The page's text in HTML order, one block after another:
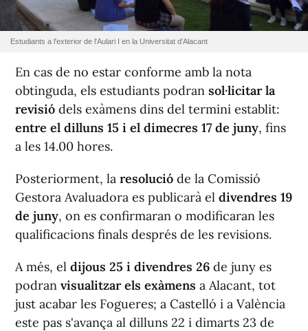
Estudiants a l'exterior de l'Aulari I en la Universitat d'Alacant
En cas de no estar conforme amb la nota
obtinguda, els estudiants podran sol·licitar la
revisió dels exàmens dins del termini establit:
entre el dilluns 15 i el dimecres 17 de juny, fins
a les 14.00 hores.
Posteriorment, la resolució de la Comissió
Gestora Avaluadora es publicarà el divendres 19
de juny, on es confirmaran o modificaran les
qualificacions finals després de les revisions.
A més, el dijous 25 i divendres 26 de juny es
podran visualitzar els exàmens a Alacant, tot
just acabar les Fogueres; a Castelló i a València
este pas s'avança al dilluns 22 i dimarts 23 de